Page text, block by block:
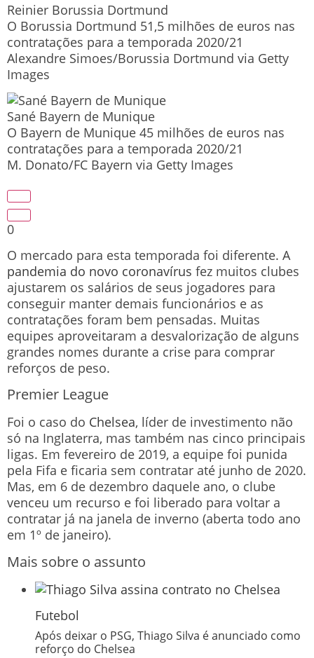
Reinier Borussia Dortmund
O Borussia Dortmund 51,5 milhões de euros nas
contratações para a temporada 2020/21
Alexandre Simoes/Borussia Dortmund via Getty
Images
Sané Bayern de Munique
O Bayern de Munique 45 milhões de euros nas
contratações para a temporada 2020/21
M. Donato/FC Bayern via Getty Images
0
O mercado para esta temporada foi diferente. A
pandemia do novo coronavírus fez muitos clubes
ajustarem os salários de seus jogadores para
conseguir manter demais funcionários e as
contratações foram bem pensadas. Muitas
equipes aproveitaram a desvalorização de alguns
grandes nomes durante a crise para comprar
reforços de peso.
Premier League
Foi o caso do Chelsea, líder de investimento não
só na Inglaterra, mas também nas cinco principais
ligas. Em fevereiro de 2019, a equipe foi punida
pela Fifa e ficaria sem contratar até junho de 2020.
Mas, em 6 de dezembro daquele ano, o clube
venceu um recurso e foi liberado para voltar a
contratar já na janela de inverno (aberta todo ano
em 1º de janeiro).
Mais sobre o assunto
Futebol
Após deixar o PSG, Thiago Silva é anunciado como
reforço do Chelsea